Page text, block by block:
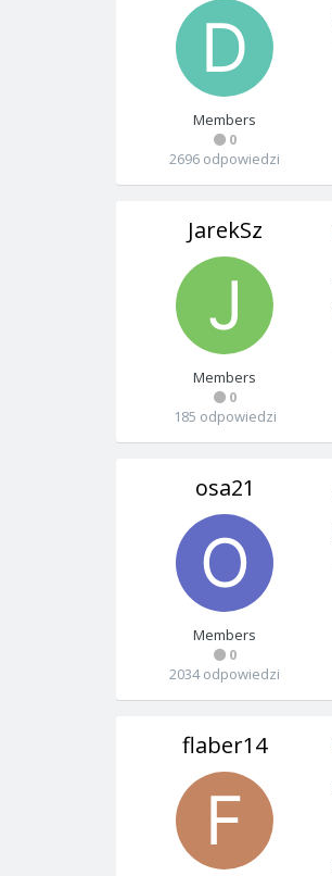
Members
0
2696 odpowiedzi
JarekSz
Members
0
185 odpowiedzi
osa21
Members
0
2034 odpowiedzi
flaber14